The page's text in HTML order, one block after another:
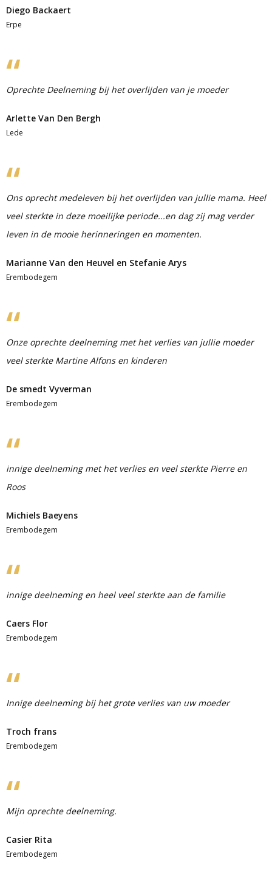
Diego Backaert
Erpe
Oprechte Deelneming bij het overlijden van je moeder
Arlette Van Den Bergh
Lede
Ons oprecht medeleven bij het overlijden van jullie mama. Heel
veel sterkte in deze moeilijke periode...en dag zij mag verder
leven in de mooie herinneringen en momenten.
Marianne Van den Heuvel en Stefanie Arys
Erembodegem
Onze oprechte deelneming met het verlies van jullie moeder
veel sterkte Martine Alfons en kinderen
De smedt Vyverman
Erembodegem
innige deelneming met het verlies en veel sterkte Pierre en
Roos
Michiels Baeyens
Erembodegem
innige deelneming en heel veel sterkte aan de familie
Caers Flor
Erembodegem
Innige deelneming bij het grote verlies van uw moeder
Troch frans
Erembodegem
Mijn oprechte deelneming.
Casier Rita
Erembodegem